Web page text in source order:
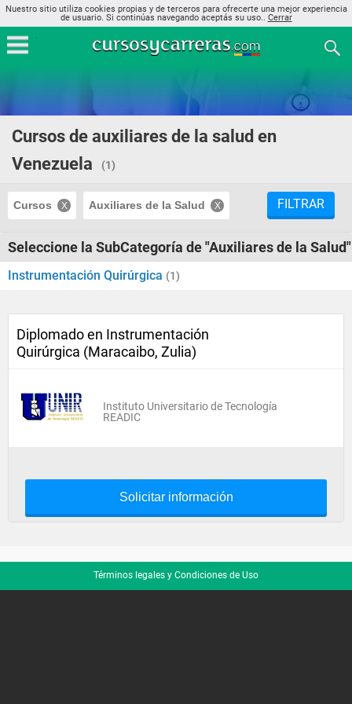
Nuestro sitio utiliza cookies propias y de terceros para ofrecerte una mejor experiencia
de usuario. Si continúas navegando aceptás su uso.. Cerrar
Cursos de auxiliares de la salud en
Venezuela
(1)
Cursos Auxiliares de la Salud FILTRAR
Seleccione la SubCategoría de "Auxiliares de la Salud"
Instrumentación Quirúrgica (1)
Diplomado en Instrumentación
Quirúrgica (Maracaibo, Zulia)
Instituto Universitario de Tecnología
READIC
Solicitar información
Términos legales y Condiciones de Uso